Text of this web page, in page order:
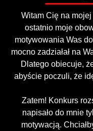
Witam Cię na mojej
ostatnio moje
motywowania Was
mocno zadziałał na
Dlatego obiecuje,
abyście poczuli, że
Zatem! Konkurs
napisało do mnie
motywacją.